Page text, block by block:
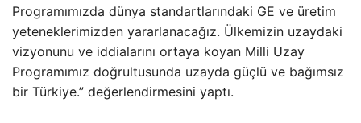
Programımızda dünya standartlarındaki GE ve üretim
yeteneklerimizden yararlanacağız. Ülkemizin uzaydaki
vizyonunu ve iddialarını ortaya koyan Milli Uzay
Programımız doğrultusunda uzayda güçlü ve bağımsız
bir Türkiye.” değerlendirmesini yaptı.